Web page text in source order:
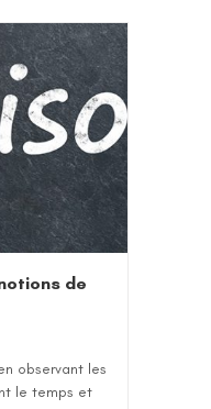
de
observant les
le temps et